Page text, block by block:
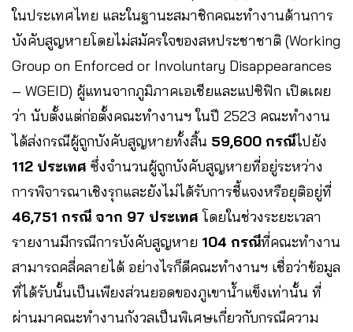
ในประเทศไทย และในฐานะสมาชิกคณะทำงานด้านการ
บังคับสูญหายโดยไม่สมัครใจของสหประชาชาติ (Working
Group on Enforced or Involuntary Disappearances
– WGEID) ผู้แทนจากภูมิภาคเอเชียและแปซิฟิก เปิดเผย
ว่า นับตั้งแต่ก่อตั้งคณะทำงานฯ ในปี 2523 คณะทำงาน
ได้ส่งกรณีผู้ถูกบังคับสูญหายทั้งสิ้น 59,600 กรณีไปยัง
112 ประเทศ ซึ่งจำนวนผู้ถูกบังคับสูญหายที่อยู่ระหว่าง
การพิจารณาเชิงรุกและยังไม่ได้รับการชี้แจงหรือยุติอยู่ที่
46,751 กรณี จาก 97 ประเทศ โดยในช่วงระยะเวลา
รายงานมีกรณีการบังคับสูญหาย 104 กรณีที่คณะทำงาน
สามารถคลี่คลายได้ อย่างไรก็ดีคณะทำงานฯ เชื่อว่าข้อมูล
ที่ได้รับนั้นเป็นเพียงส่วนยอดของภูเขาน้ำแข็งเท่านั้น ที่
ผ่านมาคณะทำงานกังวลเป็นพิเศษเกี่ยวกับกรณีความ